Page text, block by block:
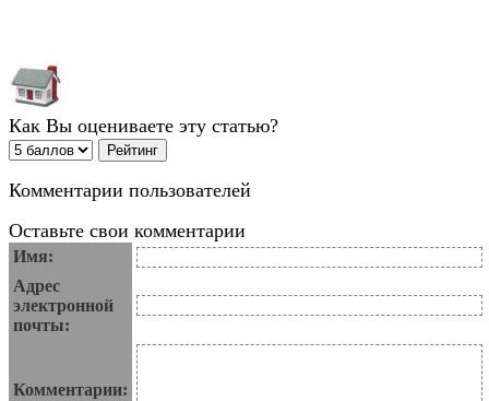
Как Вы оцениваете эту статью?
Комментарии пользователей
Оставьте свои комментарии
Имя:
Адрес
электронной
почты:
Комментарии: